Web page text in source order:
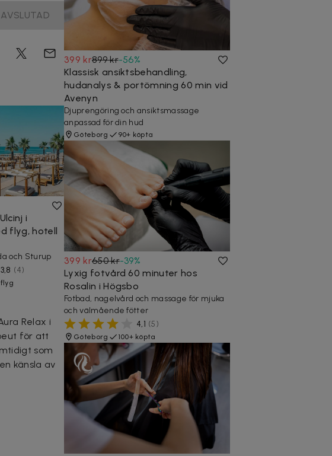
i
flyg, hotell
och Sturup
3,8 (4)
flyg
Relax i
för att
som
känsla av
399 kr899 kr-56%
Klassisk ansiktsbehandling,
hudanalys & portömning 60 min vid
Avenyn
Djuprengöring och ansiktsmassage
anpassad för din hud
Göteborg 90+ köpta
399 kr650 kr-39%
Lyxig fotvård 60 minuter hos
Rosalin i Högsbo
Fotbad, nagelvård och massage för mjuka
och välmående fötter
4,1 (5)
Göteborg 100+ köpta